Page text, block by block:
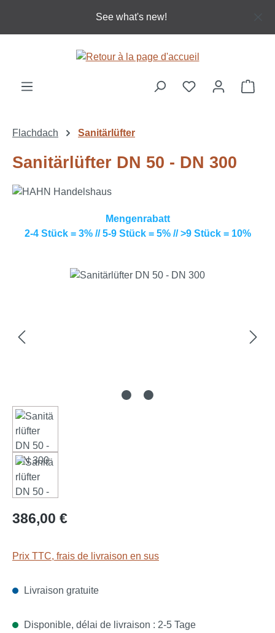
Passer au contenu principalSee what's new!
Le
Flachdach Sanitärlüfter
Sanitärlüfter DN 50 - DN 300
Mengenrabatt
2-4 Stück = 3% // 5-9 Stück = 5% // >9 Stück = 10%
Ignorer la galerie d'images
Prix régulier :
386,00 €
Prix TTC, frais de livraison en sus
Livraison gratuite
Disponible, délai de livraison : 2-5 Tage